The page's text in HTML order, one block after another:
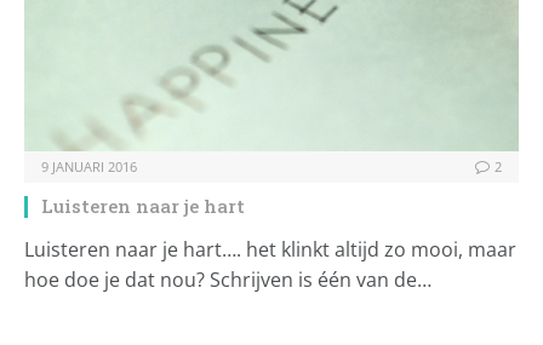
9 JANUARI 2016 2
Luisteren naar je hart
Luisteren naar je hart…. het klinkt altijd zo mooi, maar
hoe doe je dat nou? Schrijven is één van de…